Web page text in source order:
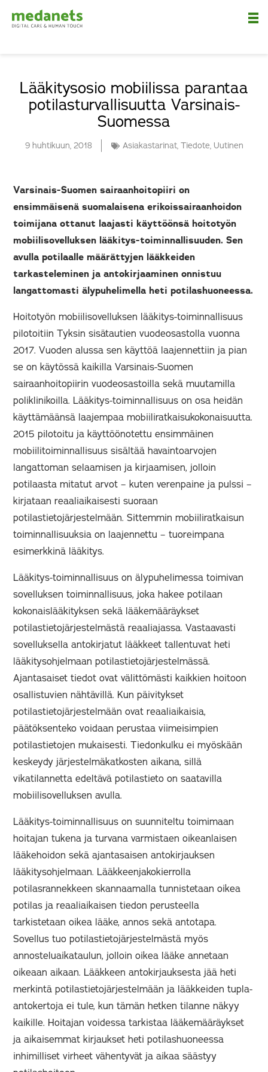
Lääkitysosio mobiilissa parantaa
potilasturvallisuutta Varsinais-
Suomessa
9 huhtikuun, 2018 Asiakastarinat, Tiedote, Uutinen
Varsinais-Suomen sairaanhoitopiiri on
ensimmäisenä suomalaisena erikoissairaanhoidon
toimijana ottanut laajasti käyttöönsä hoitotyön
mobiilisovelluksen lääkitys-toiminnallisuuden. Sen
avulla potilaalle määrättyjen lääkkeiden
tarkasteleminen ja antokirjaaminen onnistuu
langattomasti älypuhelimella heti potilashuoneessa.
Hoitotyön mobiilisovelluksen lääkitys-toiminnallisuus
pilotoitiin Tyksin sisätautien vuodeosastolla vuonna
2017. Vuoden alussa sen käyttöä laajennettiin ja pian
se on käytössä kaikilla Varsinais-Suomen
sairaanhoitopiirin vuodeosastoilla sekä muutamilla
poliklinikoilla. Lääkitys-toiminnallisuus on osa heidän
käyttämäänsä laajempaa mobiiliratkaisukokonaisuutta.
2015 pilotoitu ja käyttöönotettu ensimmäinen
mobiilitoiminnallisuus sisältää havaintoarvojen
langattoman selaamisen ja kirjaamisen, jolloin
potilaasta mitatut arvot – kuten verenpaine ja pulssi –
kirjataan reaaliaikaisesti suoraan
potilastietojärjestelmään. Sittemmin mobiiliratkaisun
toiminnallisuuksia on laajennettu – tuoreimpana
esimerkkinä lääkitys.
Lääkitys-toiminnallisuus on älypuhelimessa toimivan
sovelluksen toiminnallisuus, joka hakee potilaan
kokonaislääkityksen sekä lääkemääräykset
potilastietojärjestelmästä reaaliajassa. Vastaavasti
sovelluksella antokirjatut lääkkeet tallentuvat heti
lääkitysohjelmaan potilastietojärjestelmässä.
Ajantasaiset tiedot ovat välittömästi kaikkien hoitoon
osallistuvien nähtävillä. Kun päivitykset
potilastietojärjestelmään ovat reaaliaikaisia,
päätöksenteko voidaan perustaa viimeisimpien
potilastietojen mukaisesti. Tiedonkulku ei myöskään
keskeydy järjestelmäkatkosten aikana, sillä
vikatilannetta edeltävä potilastieto on saatavilla
mobiilisovelluksen avulla.
Lääkitys-toiminnallisuus on suunniteltu toimimaan
hoitajan tukena ja turvana varmistaen oikeanlaisen
lääkehoidon sekä ajantasaisen antokirjauksen
lääkitysohjelmaan. Lääkkeenjakokierrolla
potilasrannekkeen skannaamalla tunnistetaan oikea
potilas ja reaaliaikaisen tiedon perusteella
tarkistetaan oikea lääke, annos sekä antotapa.
Sovellus tuo potilastietojärjestelmästä myös
annosteluaikataulun, jolloin oikea lääke annetaan
oikeaan aikaan. Lääkkeen antokirjauksesta jää heti
merkintä potilastietojärjestelmään ja lääkkeiden tupla-
antokertoja ei tule, kun tämän hetken tilanne näkyy
kaikille. Hoitajan voidessa tarkistaa lääkemääräykset
ja aikaisemmat kirjaukset heti potilashuoneessa
inhimilliset virheet vähentyvät ja aikaa säästyy